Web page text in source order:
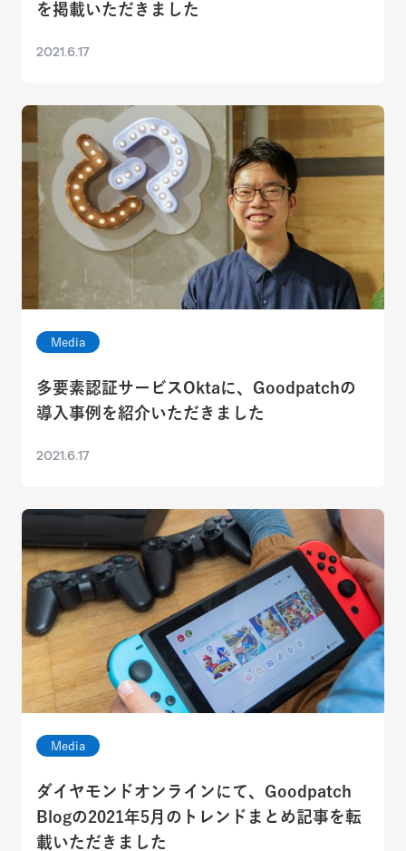
を掲載いただきました
2021.6.17
Media
多要素認証サービスOktaに、Goodpatchの
導入事例を紹介いただきました
2021.6.17
Media
ダイヤモンドオンラインにて、Goodpatch
Blogの2021年5月のトレンドまとめ記事を転
載いただきました